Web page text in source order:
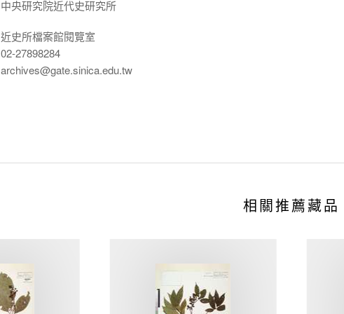
中央研究院近代史研究所
近史所檔案館閱覽室
02-27898284
archives@gate.sinica.edu.tw
相關推薦藏品